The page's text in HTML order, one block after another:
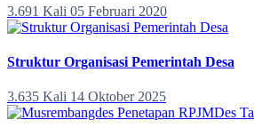
3.691 Kali 05 Februari 2020
Struktur Organisasi Pemerintah Desa
3.635 Kali 14 Oktober 2025